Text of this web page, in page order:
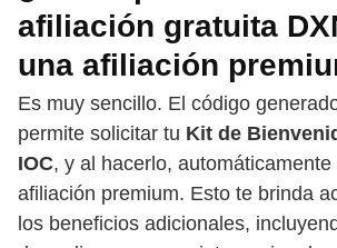
afiliación gratuita
una afiliación
Es muy sencillo. El código
permite solicitar tu Kit de
IOC, y al hacerlo, automáticamente
afiliación premium. Esto te brinda
los beneficios adicionales,